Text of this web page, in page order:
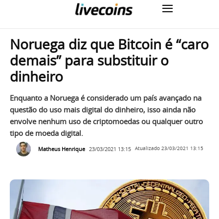
Noruega diz que Bitcoin é “caro
demais” para substituir o
dinheiro
Enquanto a Noruega é considerado um país avançado na
questão do uso mais digital do dinheiro, isso ainda não
envolve nenhum uso de criptomoedas ou qualquer outro
tipo de moeda digital.
Matheus Henrique 23/03/2021 13:15 Atualizado 23/03/2021 13:15